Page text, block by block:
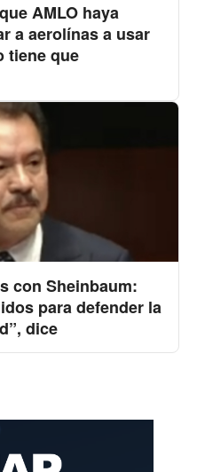
AMLO haya
a aerolínas a usar
tiene que
con Sheinbaum:
para defender la
dice